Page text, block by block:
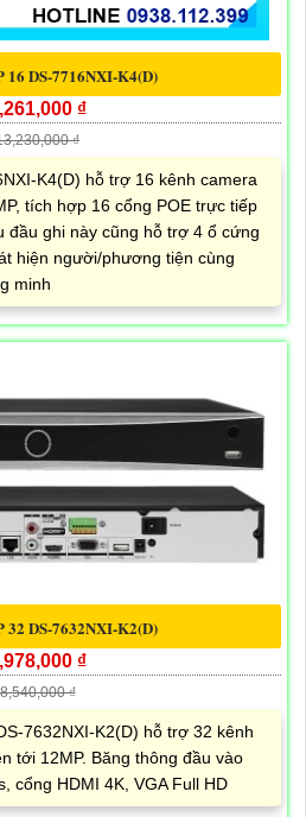
16 DS-7716NXI-K4(D)
₫
₫
K4(D) hỗ trợ 16 kênh camera
tích hợp 16 cổng POE trực tiếp
đầu ghi này cũng hỗ trợ 4 ổ cứng
hiện người/phương tiện cùng
minh
32 DS-7632NXI-K2(D)
₫
8,540,000 ₫
7632NXI-K2(D) hỗ trợ 32 kênh
tới 12MP. Băng thông đầu vào
cổng HDMI 4K, VGA Full HD